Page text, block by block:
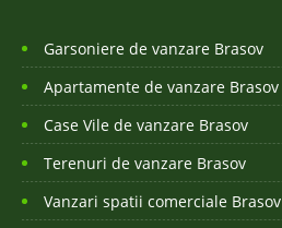
Garsoniere de vanzare Brasov
Apartamente de vanzare Brasov
Case Vile de vanzare Brasov
Terenuri de vanzare Brasov
Vanzari spatii comerciale Brasov